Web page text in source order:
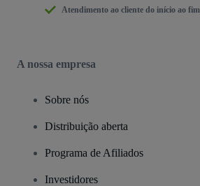
Atendimento ao cliente do início ao fim
A nossa empresa
Sobre nós
Distribuição aberta
Programa de Afiliados
Investidores